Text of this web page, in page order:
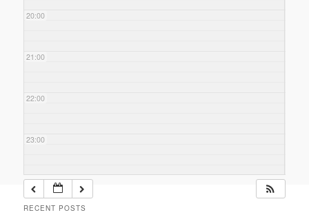
20:00
21:00
22:00
23:00
RECENT POSTS